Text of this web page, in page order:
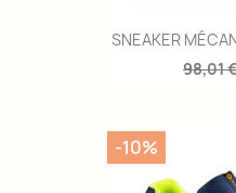
SNEAKER
98,01
-10%